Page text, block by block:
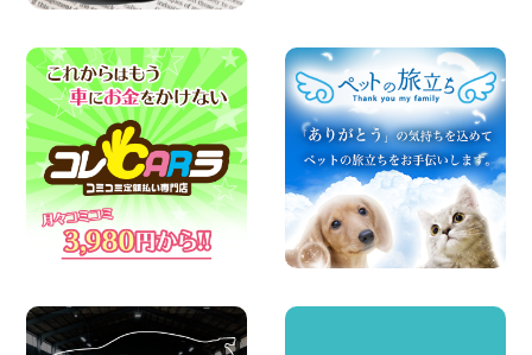
夏季休暇のお知らせ 東京都 墨田両国店
100円レンタカー 墨田両国
2026年08月07日
夏季休暇のお知らせ 東京都 墨田文花店
100円レンタカー 墨田文花
2026年08月07日
お盆も休まず営業します! 神奈川県 横浜
旭南本宿町店
100円レンタカー 横浜旭南本宿町
2026年08月07日
坂出川津店